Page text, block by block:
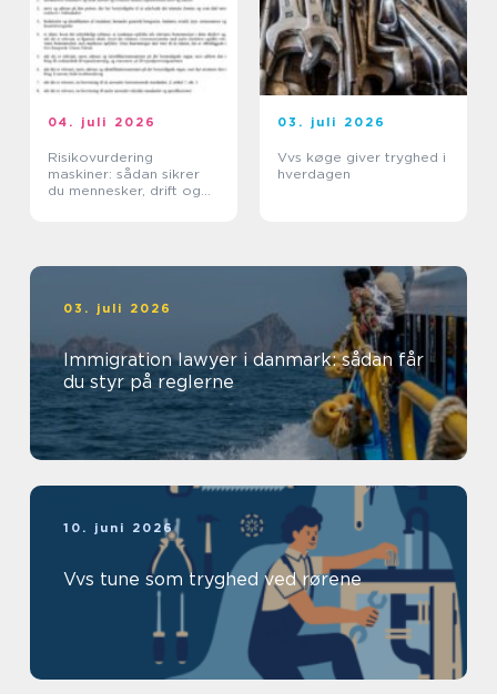
04. juli 2026
Risikovurdering
maskiner: sådan sikrer
du mennesker, drift og
03. juli 2026
Vvs køge giver tryghed i
hverdagen
03. juli 2026
Immigration lawyer i danmark: sådan får
du styr på reglerne
10. juni 2026
Vvs tune som tryghed ved rørene